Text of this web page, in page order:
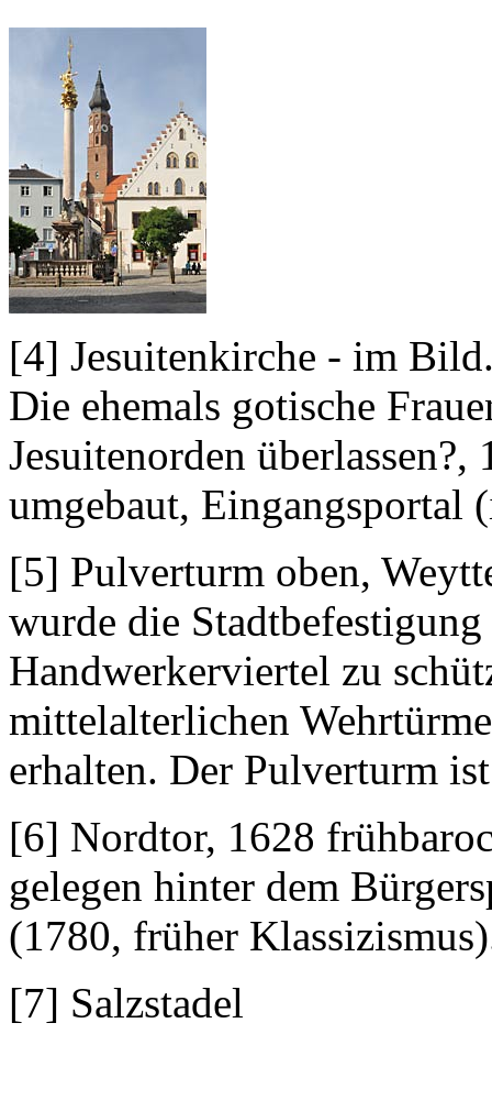
[4] Jesuitenkirche - im
Die ehemals gotische
Jesuitenorden
umgebaut, Eingangsportal
[5] Pulverturm oben,
wurde die
Handwerkerviertel zu
mittelalterlichen
erhalten. Der Pulverturm
[6] Nordtor, 1628
gelegen hinter dem
(1780, früher
[7] Salzstadel